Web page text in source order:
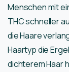
Menschen mit
THC schneller
die Haare
Haartyp die
dichterem Haar